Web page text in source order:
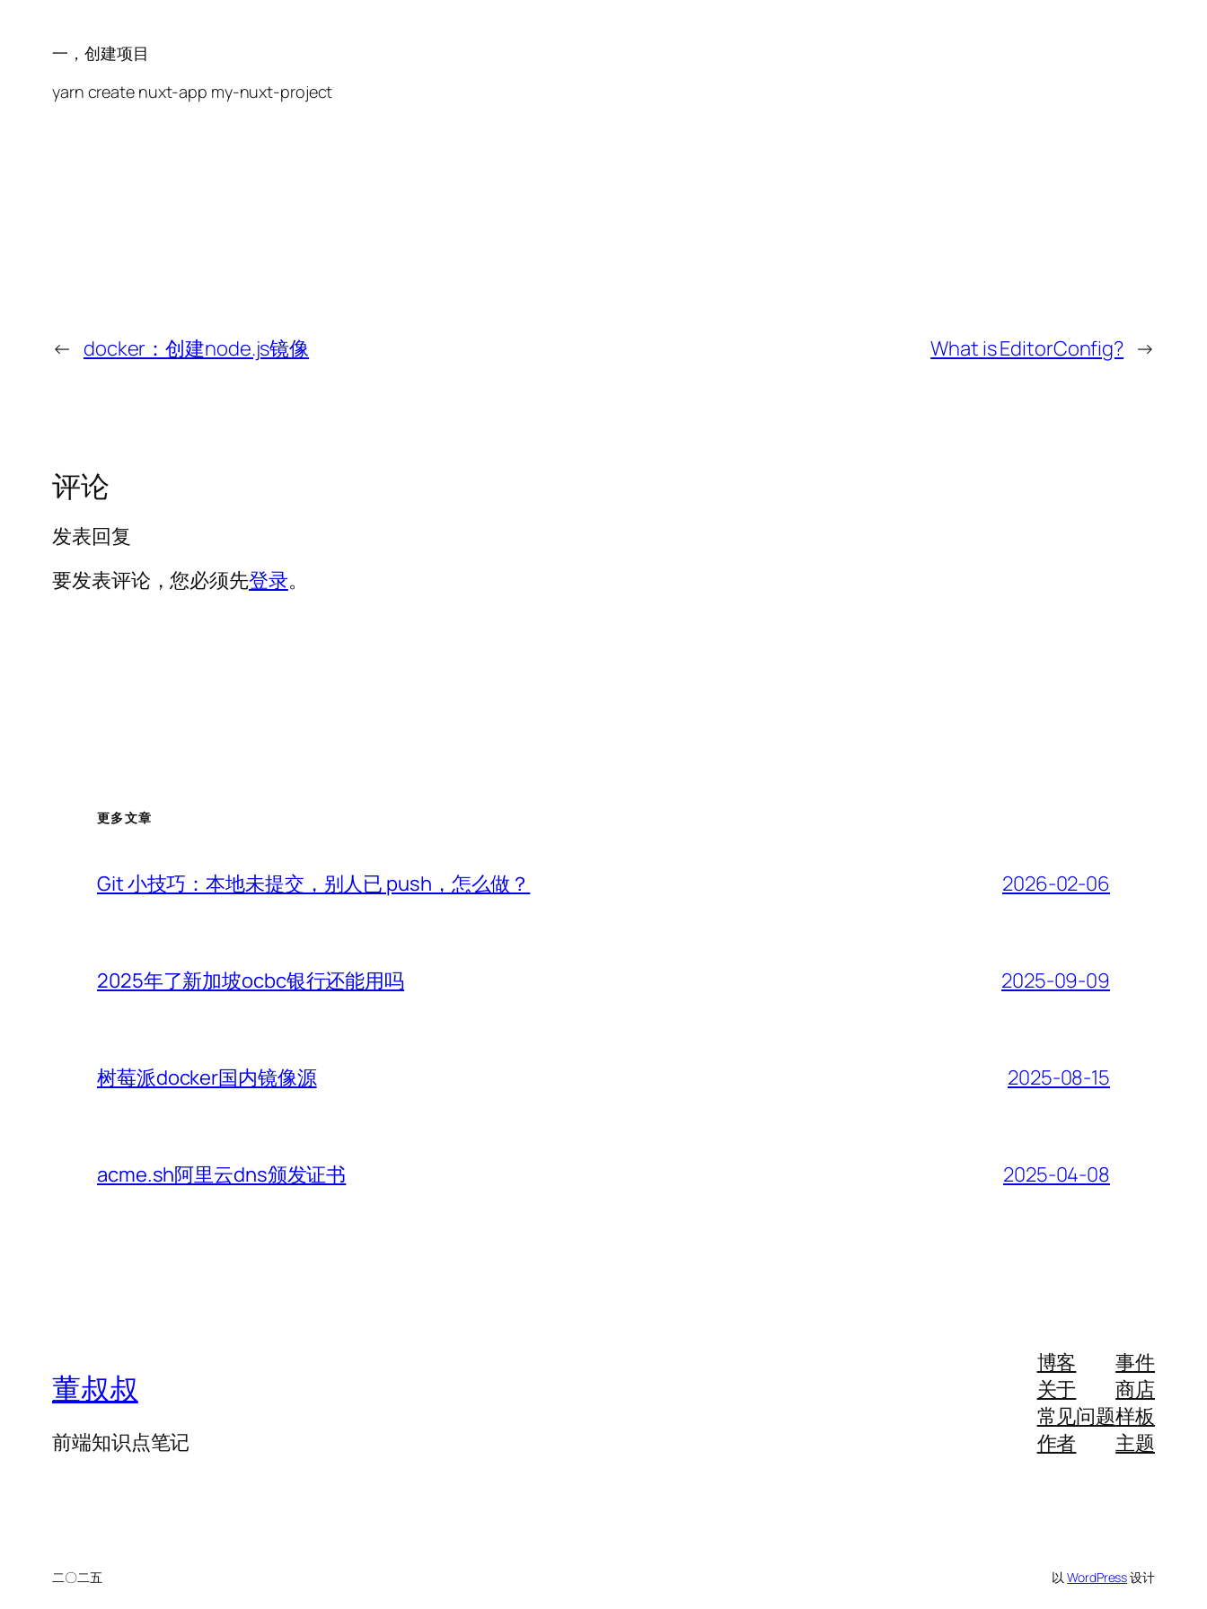
一，创建项目
yarn create nuxt-app my-nuxt-project
← docker：创建node.js镜像 What is EditorConfig? →
评论
发表回复
要发表评论，您必须先登录。
更多文章
Git 小技巧：本地未提交，别人已 push，怎么做？ 2026-02-06
2025年了新加坡ocbc银行还能用吗 2025-09-09
树莓派docker国内镜像源 2025-08-15
acme.sh阿里云dns颁发证书 2025-04-08
董叔叔
前端知识点笔记
博客
关于
常见问题
作者
事件
商店
样板
主题
二〇二五 以WordPress设计